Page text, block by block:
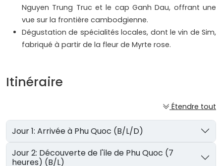
Nguyen Trung Truc et le cap Ganh Dau, offrant une
vue sur la frontière cambodgienne.
Dégustation de spécialités locales, dont le vin de Sim,
fabriqué à partir de la fleur de Myrte rose.
Itinéraire
Étendre tout
Jour 1: Arrivée à Phu Quoc (B/L/D)
Jour 2: Découverte de l'île de Phu Quoc (7
heures) (B/L)